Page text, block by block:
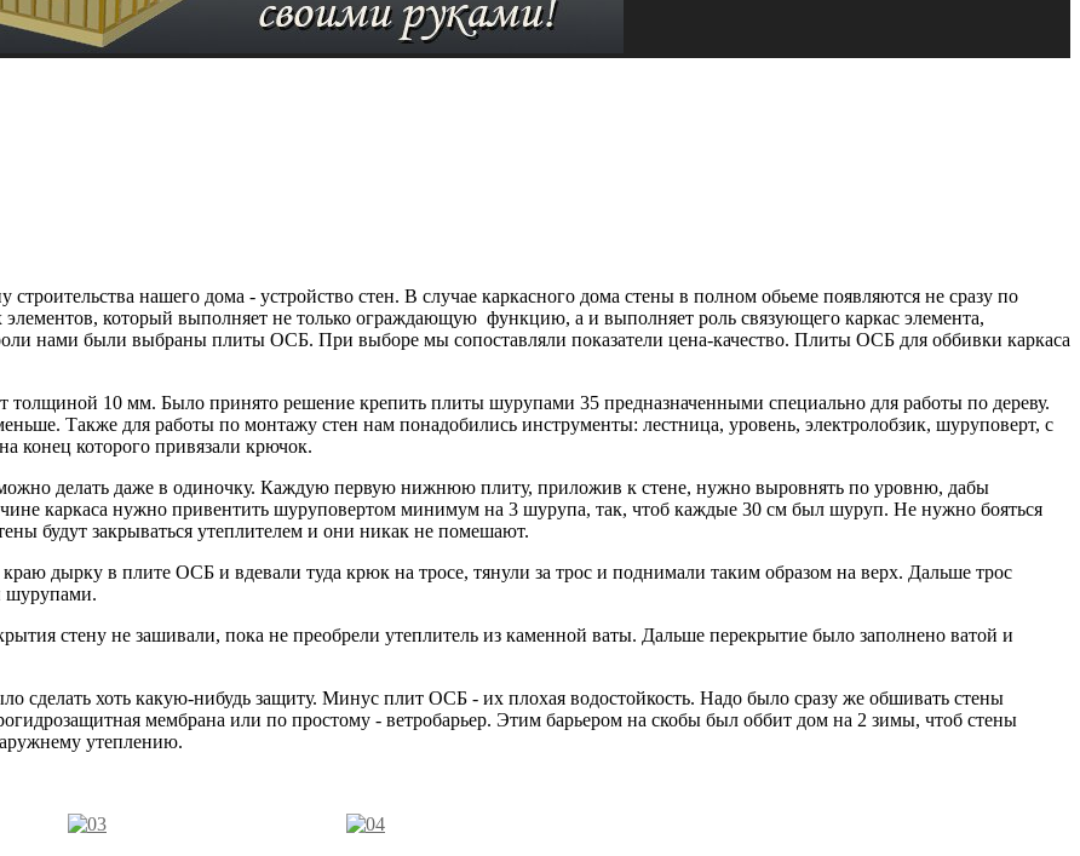
нашего дома - устройство стен. В случае каркасного дома стены в полном обьеме появляются не сразу по
который выполняет не только ограждающую функцию, а и выполняет роль связующего каркас элемента,
роли нами были выбраны плиты ОСБ. При выборе мы сопоставляли показатели цена-качество. Плиты ОСБ для оббивки каркаса
10 мм. Было принято решение крепить плиты шурупами 35 предназначенными специально для работы по дереву.
Также для работы по монтажу стен нам понадобились инструменты: лестница, уровень, электролобзик, шуруповерт, с
конец которого привязали крючок.
делать даже в одиночку. Каждую первую нижнюю плиту, приложив к стене, нужно выровнять по уровню, дабы
каркаса нужно привентить шуруповертом минимум на 3 шурупа, так, чтоб каждые 30 см был шуруп. Не нужно бояться
будут закрываться утеплителем и они никак не помешают.
дырку в плите ОСБ и вдевали туда крюк на тросе, тянули за трос и поднимали таким образом на верх. Дальше трос
шурупами.
стену не зашивали, пока не преобрели утеплитель из каменной ваты. Дальше перекрытие было заполнено ватой и
сделать хоть какую-нибудь защиту. Минус плит ОСБ - их плохая водостойкость. Надо было сразу же обшивать стены
мембрана или по простому - ветробарьер. Этим барьером на скобы был оббит дом на 2 зимы, чтоб стены
утеплению.